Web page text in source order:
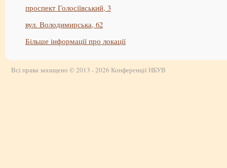
проспект Голосіївський, 3
вул. Володимирська, 62
Більше інформації про локації
Всі права захищено © 2013 - 2026 Конференції НБУВ